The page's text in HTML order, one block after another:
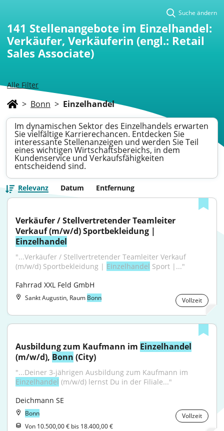
Alle Filter
Suche ändern
141 Stellenangebote im Einzelhandel:
Verkäufer, Verkäuferin (engl.: Retail
Sales Associate)
> Bonn > Einzelhandel
Im dynamischen Sektor des Einzelhandels erwarten
Sie vielfältige Karrierechancen. Entdecken Sie
interessante Stellenanzeigen und werden Sie Teil
eines wichtigen Wirtschaftsbereichs, in dem
Kundenservice und Verkaufsfähigkeiten
entscheidend sind.
Relevanz Datum Entfernung
Verkäufer / Stellvertretender Teamleiter
Einzelhandel
"...Verkäufer / Stellvertretender Teamleiter Verkauf
(m/w/d) Sportbekleidung | Einzelhandel Sport |..."
Fahrrad XXL Feld GmbH
Sankt Augustin, Raum Bonn Vollzeit
Ausbildung zum Kaufmann im Einzelhandel
(m/w/d), Bonn (City)
Einzelhandel (m/w/d) lernst Du in der Filiale..."
Deichmann SE
Bonn
Vollzeit
Von 10.500,00 € bis 18.400,00 €